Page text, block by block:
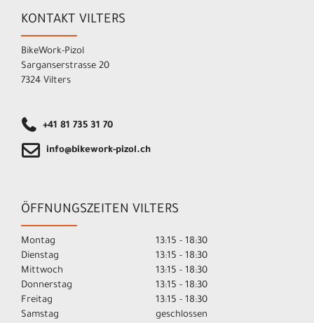
KONTAKT VILTERS
BikeWork-Pizol
Sarganserstrasse 20
7324 Vilters
+41 81 735 31 70
info@bikework-pizol.ch
ÖFFNUNGSZEITEN VILTERS
Montag
13:15 - 18:30
Dienstag
13:15 - 18:30
Mittwoch
13:15 - 18:30
Donnerstag
13:15 - 18:30
Freitag
13:15 - 18:30
Samstag
geschlossen